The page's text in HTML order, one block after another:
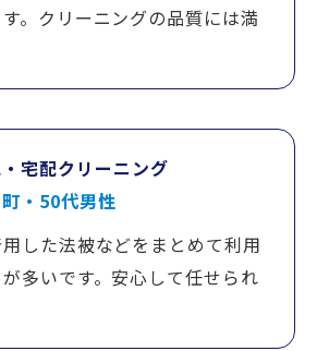
。クリーニングの品質には満
宅配クリーニング
・50代男性
した法被などをまとめて利用
多いです。安心して任せられ